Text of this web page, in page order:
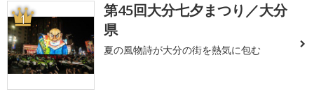
1
第45回大分七夕まつり／大分
県
夏の風物詩が大分の街を熱気に包む